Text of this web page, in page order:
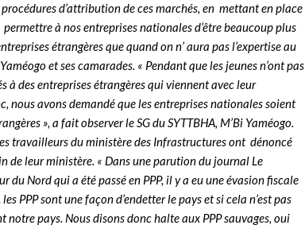
d’attribution de ces marchés, en mettant en place
à nos entreprises nationales d’être beaucoup plus
étrangères que quand on n’ aura pas l’expertise au
et ses camarades. « Pendant que les jeunes n’ont pas
à des entreprises étrangères qui viennent avec leur
nous avons demandé que les entreprises nationales soient
», a fait observer le SG du SYTTBHA, M’Bi Yaméogo.
travailleurs du ministère des Infrastructures ont dénoncé
de leur ministère. « Dans une parution du journal Le
du Nord qui a été passé en PPP, il y a eu une évasion fiscale
PPP sont une façon d’endetter le pays et si cela n’est pas
notre pays. Nous disons donc halte aux PPP sauvages, oui